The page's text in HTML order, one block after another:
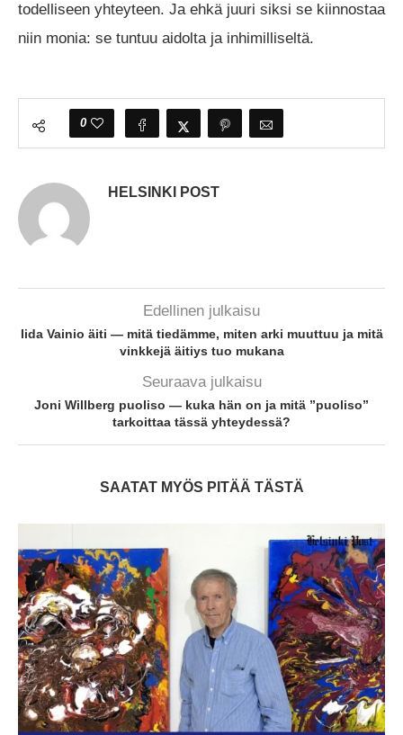
todelliseen yhteyteen. Ja ehkä juuri siksi se kiinnostaa
niin monia: se tuntuu aidolta ja inhimilliseltä.
0
HELSINKI POST
Edellinen julkaisu
Iida Vainio äiti — mitä tiedämme, miten arki muuttuu ja mitä
vinkkejä äitiys tuo mukana
Seuraava julkaisu
Joni Willberg puoliso — kuka hän on ja mitä ”puoliso”
tarkoittaa tässä yhteydessä?
SAATAT MYÖS PITÄÄ TÄSTÄ